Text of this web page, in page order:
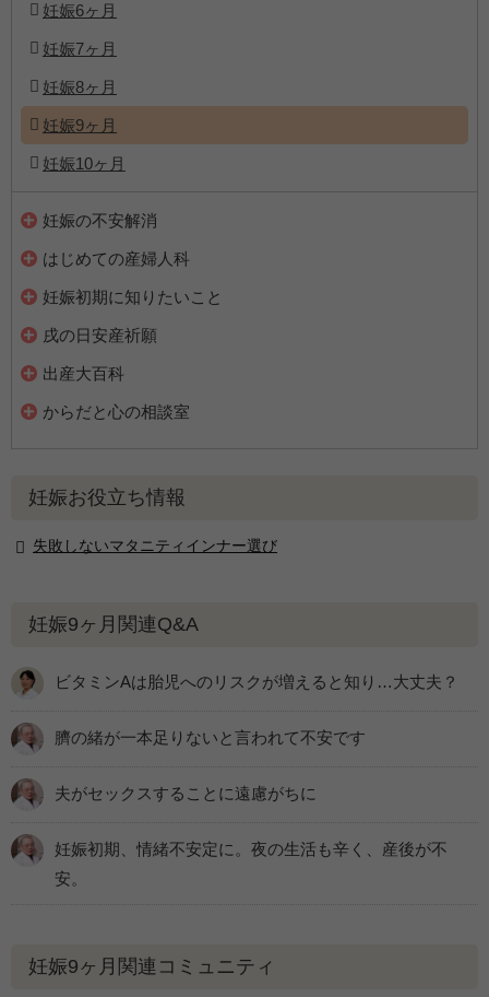
妊娠6ヶ月
妊娠7ヶ月
妊娠8ヶ月
妊娠9ヶ月
妊娠10ヶ月
妊娠の不安解消
はじめての産婦人科
妊娠初期に知りたいこと
戌の日安産祈願
出産大百科
からだと心の相談室
妊娠お役立ち情報
失敗しないマタニティインナー選び
妊娠9ヶ月関連Q&A
ビタミンAは胎児へのリスクが増えると知り…大丈夫？
臍の緒が一本足りないと言われて不安です
夫がセックスすることに遠慮がちに
妊娠初期、情緒不安定に。夜の生活も辛く、産後が不
安。
妊娠9ヶ月関連コミュニティ